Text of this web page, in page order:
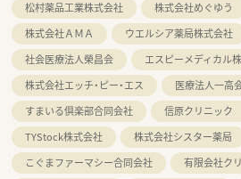
松村薬品工業株式会社
株式会社めぐゆう
株式会社ＡＭＡ
ウエルシア薬局株式会社
社会医療法人榮昌会
エスピーメディカル
株式会社エッチ・ピー・エス
医療法人一高
すまいる倶楽部合同会社
信原クリニック
TYStock株式会社
株式会社シスター薬局
こぐまファーマシー合同会社
有限会社ク